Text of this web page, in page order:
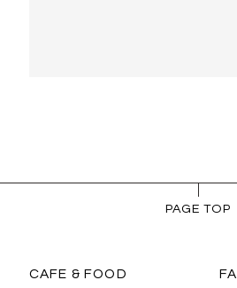
PAGE TOP
CAFE & FOOD